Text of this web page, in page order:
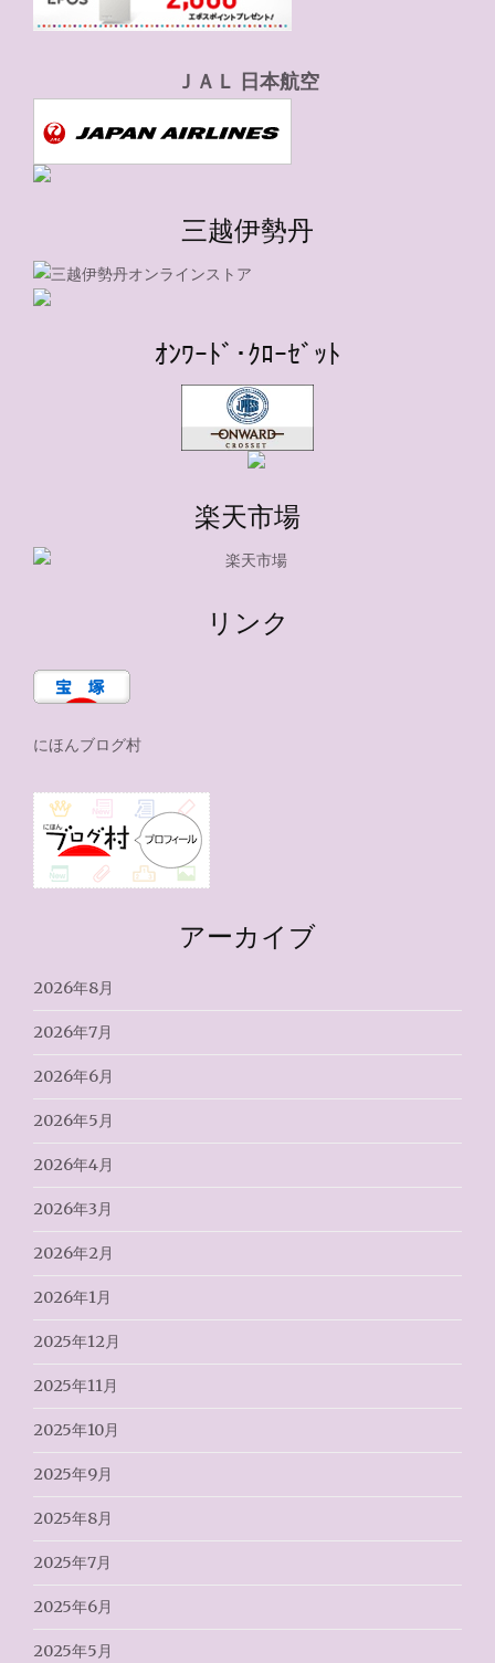
ＪＡＬ 日本航空
三越伊勢丹
ｵﾝﾜｰﾄﾞ･ｸﾛｰｾﾞｯﾄ
楽天市場
リンク
にほんブログ村
アーカイブ
2026年8月
2026年7月
2026年6月
2026年5月
2026年4月
2026年3月
2026年2月
2026年1月
2025年12月
2025年11月
2025年10月
2025年9月
2025年8月
2025年7月
2025年6月
2025年5月